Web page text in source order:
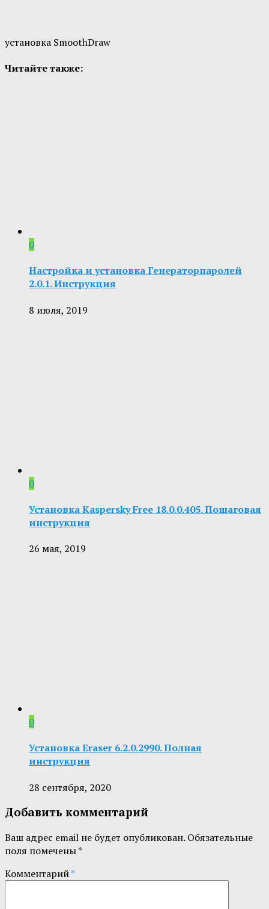
установка SmoothDraw
Читайте также:
0
Настройка и установка Генераторпаролей
2.0.1. Инструкция
8 июля, 2019
0
Установка Kaspersky Free 18.0.0.405. Пошаговая
инструкция
26 мая, 2019
0
Установка Eraser 6.2.0.2990. Полная
инструкция
28 сентября, 2020
Добавить комментарий
Ваш адрес email не будет опубликован. Обязательные
поля помечены*
Комментарий*